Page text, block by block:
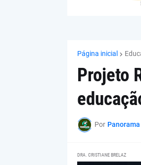
Página inicial
Projeto
Por
DRA. CRISTIANE BRELAZ